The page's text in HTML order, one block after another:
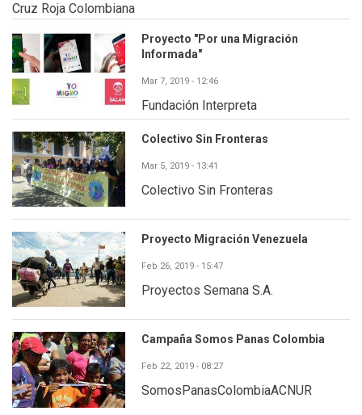
Cruz Roja Colombiana
Proyecto "Por una Migración
Informada"
Mar 7, 2019 - 12:46
Fundación Interpreta
Colectivo Sin Fronteras
Mar 5, 2019 - 13:41
Colectivo Sin Fronteras
Proyecto Migración Venezuela
Feb 26, 2019 - 15:47
Proyectos Semana S.A.
Campaña Somos Panas Colombia
Feb 22, 2019 - 08:27
SomosPanasColombiaACNUR